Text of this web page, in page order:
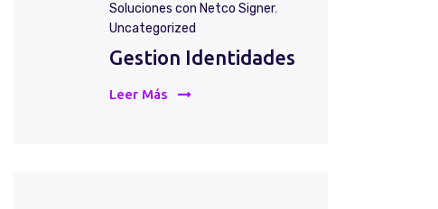
Soluciones con Netco Signer,
Uncategorized
Gestion Identidades
Leer Más